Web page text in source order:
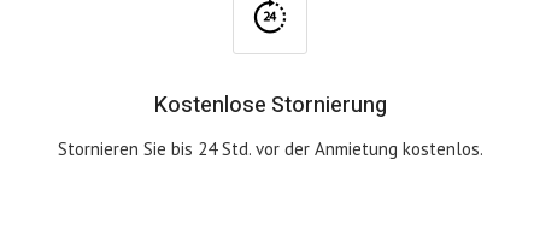
Kostenlose Stornierung
Stornieren Sie bis 24 Std. vor der Anmietung kostenlos.